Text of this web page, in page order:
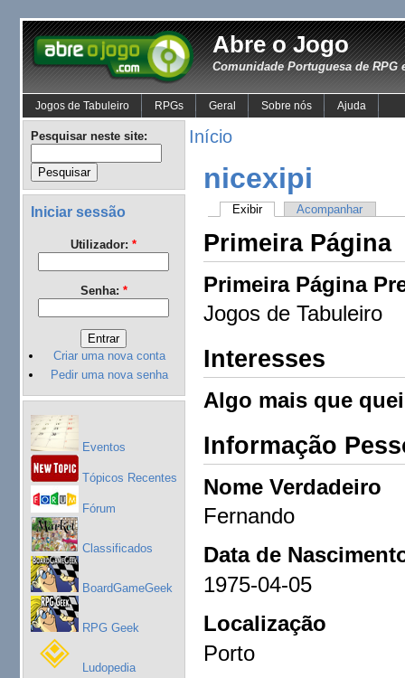
Abre o Jogo
Comunidade Portuguesa de RPG
Jogos de Tabuleiro RPGs Geral Sobre nós Ajuda
Pesquisar neste site:
Iniciar sessão
Utilizador: *
Senha: *
Criar uma nova conta
Pedir uma nova senha
Eventos
Tópicos Recentes
Fórum
Classificados
BoardGameGeek
RPG Geek
Ludopedia
Início
nicexipi
Exibir Acompanhar
Primeira Página
Primeira Página
Jogos de Tabuleiro
Interesses
Algo mais que
Informação
Nome Verdadeiro
Fernando
Data de
1975-04-05
Localização
Porto